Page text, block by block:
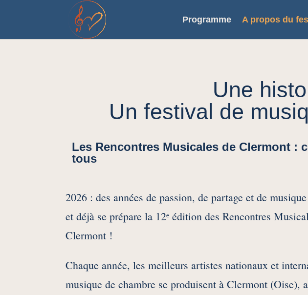
Programme A propos du
Une
Un festival de
Les Rencontres Musicales de Clermont :
tous
2026 : des années de passion, de partage et de
et déjà se prépare la 12ᵉ édition des Rencontres
Clermont !
Chaque année, les meilleurs artistes nationaux et
musique de chambre se produisent à Clermont (Oise),